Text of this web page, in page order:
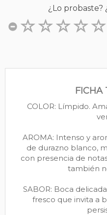
¿Lo probaste?
FICHA
COLOR: Límpido.
AROMA: Intenso y
de durazno blanco,
con presencia de
también
SABOR: Boca
fresco que invita a